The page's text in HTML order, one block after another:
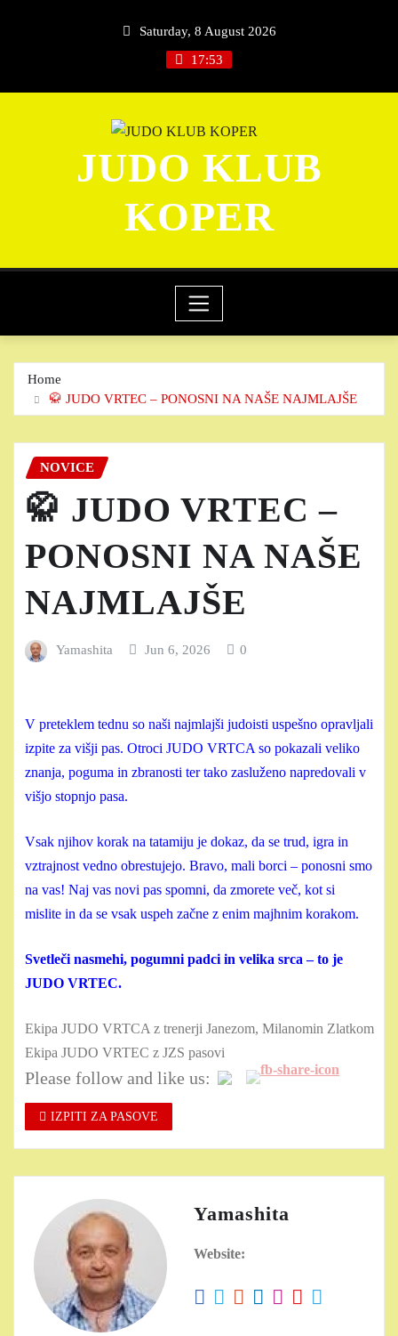
Saturday, 8 August 2026
17:53
JUDO KLUB
KOPER
Home
🥋 JUDO VRTEC – PONOSNI NA NAŠE NAJMLAJŠE
NOVICE
🥋 JUDO VRTEC –
PONOSNI NA NAŠE
NAJMLAJŠE
Yamashita Jun 6, 2026 0
V preteklem tednu so naši najmlajši judoisti uspešno opravljali
izpite za višji pas. Otroci JUDO VRTCA so pokazali veliko
znanja, poguma in zbranosti ter tako zasluženo napredovali v
višjo stopnjo pasa.
Vsak njihov korak na tatamiju je dokaz, da se trud, igra in
vztrajnost vedno obrestujejo. Bravo, mali borci – ponosni smo
na vas! Naj vas novi pas spomni, da zmorete več, kot si
mislite in da se vsak uspeh začne z enim majhnim korakom.
Svetleči nasmehi, pogumni padci in velika srca – to je
JUDO VRTEC.
Ekipa JUDO VRTCA z trenerji Janezom, Milanomin Zlatkom
Ekipa JUDO VRTEC z JZS pasovi
Please follow and like us:
IZPITI ZA PASOVE
Yamashita
Website: